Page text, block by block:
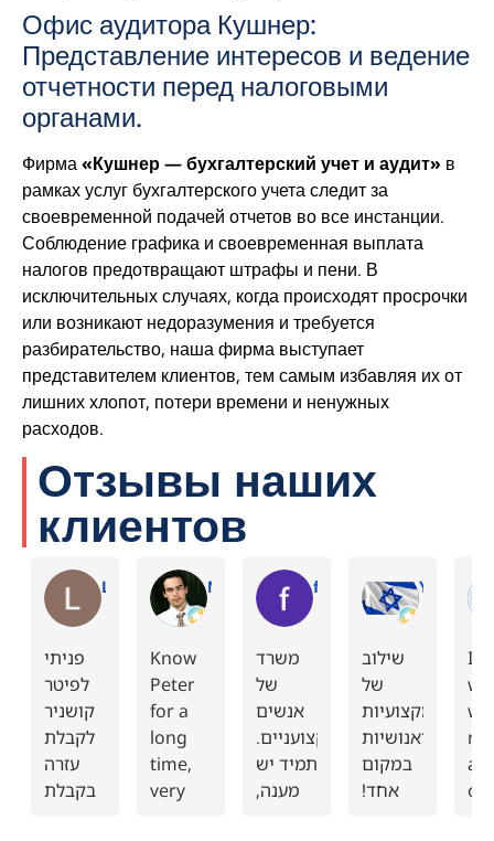
Офис аудитора Кушнер:
Представление интересов и ведение
отчетности перед налоговыми
органами.
Фирма«Кушнер — бухгалтерский учет и аудит» в
рамках услуг бухгалтерского учета следит за
своевременной подачей отчетов во все инстанции.
Соблюдение графика и своевременная выплата
налогов предотвращают штрафы и пени. В
исключительных случаях, когда происходят просрочки
или возникают недоразумения и требуется
разбирательство, наша фирма выступает
представителем клиентов, тем самым избавляя их от
лишних хлопот, потери времени и ненужных
расходов.
Отзывы наших
клиентов
פניתי
לפיטר
קושניר
לקבלת
עזרה
בקבלת
Know
Peter
for a
long
time,
very
משרד
של
אנשים
מיקצועניים.
תמיד יש
מענה,
שילוב
של
מקצועיות
ואנושיות
במקום
אחד!
I